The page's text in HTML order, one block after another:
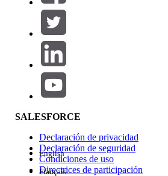
SELECCIONAR FILTROS
Área de productos
Repercusión de función
SALESFORCE
Declaración de privacidad
Declaración de seguridad
Condiciones de uso
Directrices de participación
English
Français